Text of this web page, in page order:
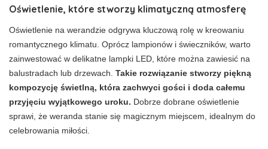
Oświetlenie, które stworzy klimatyczną atmosferę
Oświetlenie na werandzie odgrywa kluczową rolę w kreowaniu
romantycznego klimatu. Oprócz lampionów i świeczników, warto
zainwestować w delikatne lampki LED, które można zawiesić na
balustradach lub drzewach. Takie rozwiązanie stworzy piękną
kompozycję świetlną, która zachwyci gości i doda całemu
przyjęciu wyjątkowego uroku. Dobrze dobrane oświetlenie
sprawi, że weranda stanie się magicznym miejscem, idealnym do
celebrowania miłości.